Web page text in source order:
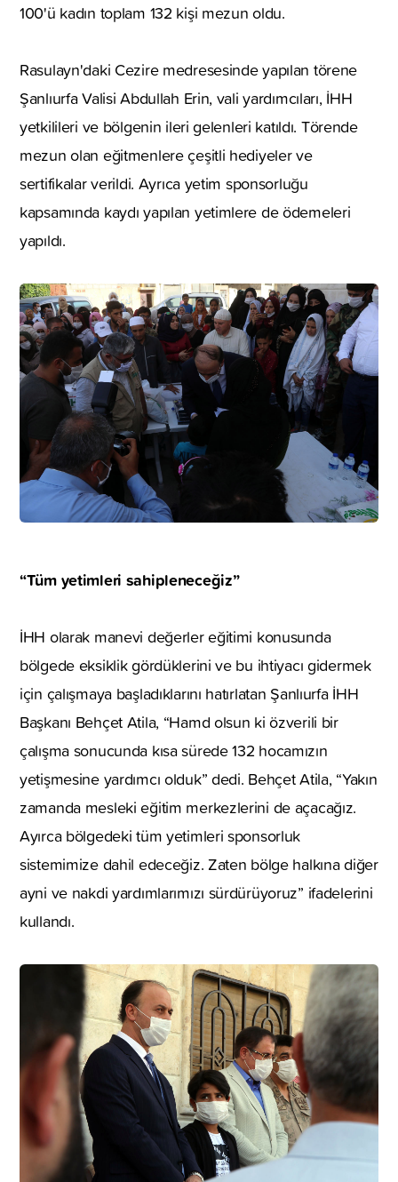
100'ü kadın toplam 132 kişi mezun oldu.
Rasulayn'daki Cezire medresesinde yapılan törene
Şanlıurfa Valisi Abdullah Erin, vali yardımcıları, İHH
yetkilileri ve bölgenin ileri gelenleri katıldı. Törende
mezun olan eğitmenlere çeşitli hediyeler ve
sertifikalar verildi. Ayrıca yetim sponsorluğu
kapsamında kaydı yapılan yetimlere de ödemeleri
yapıldı.
“Tüm yetimleri sahipleneceğiz”
İHH olarak manevi değerler eğitimi konusunda
bölgede eksiklik gördüklerini ve bu ihtiyacı gidermek
için çalışmaya başladıklarını hatırlatan Şanlıurfa İHH
Başkanı Behçet Atila, “Hamd olsun ki özverili bir
çalışma sonucunda kısa sürede 132 hocamızın
yetişmesine yardımcı olduk” dedi. Behçet Atila, “Yakın
zamanda mesleki eğitim merkezlerini de açacağız.
Ayırca bölgedeki tüm yetimleri sponsorluk
sistemimize dahil edeceğiz. Zaten bölge halkına diğer
ayni ve nakdi yardımlarımızı sürdürüyoruz” ifadelerini
kullandı.